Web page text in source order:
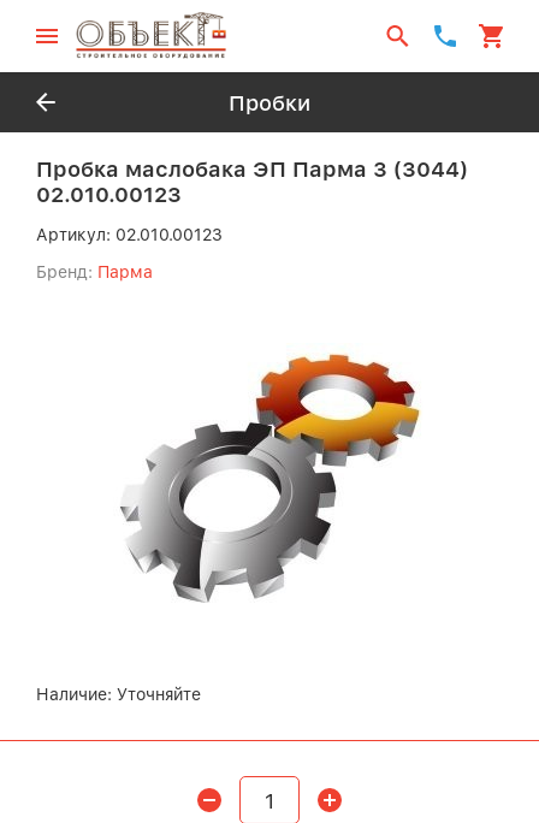
Пробки
Пробка маслобака ЭП Парма 3 (3044)
02.010.00123
Артикул: 02.010.00123
Бренд: Парма
Наличие: Уточняйте